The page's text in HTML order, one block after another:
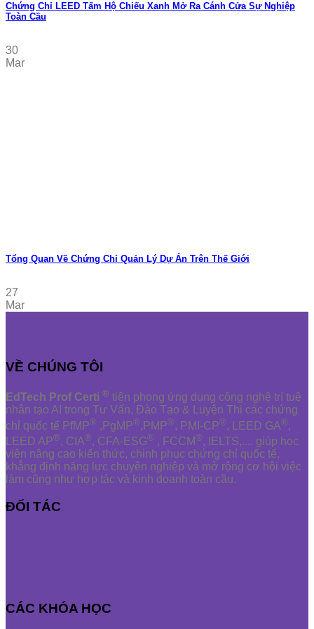
Chứng Chỉ LEED Tấm Hộ Chiếu Xanh Mở Ra Cánh Cửa Sự Nghiệp
Toàn Cầu
30
Mar
Tổng Quan Về Chứng Chỉ Quản Lý Dự Án Trên Thế Giới
27
Mar
VỀ CHÚNG TÔI
EdTech Prof Certi ® tiên phong ứng dụng công nghệ trí tuệ
nhân tạo AI trong Tư Vấn, Đào Tạo & Luyện Thi các chứng
chỉ quốc tế PfMP® ,PgMP®,PMP®, PMI-CP®, LEED GA®,
LEED AP®, CIA®, CFA-ESG® , FCCM®, IELTS,.... giúp học
viên nâng cao kiến thức, chinh phục chứng chỉ quốc tế,
khẳng định năng lực chuyên nghiệp và mở rộng cơ hội việc
làm cũng như hợp tác và kinh doanh toàn cầu.
ĐỐI TÁC
CÁC KHÓA HỌC